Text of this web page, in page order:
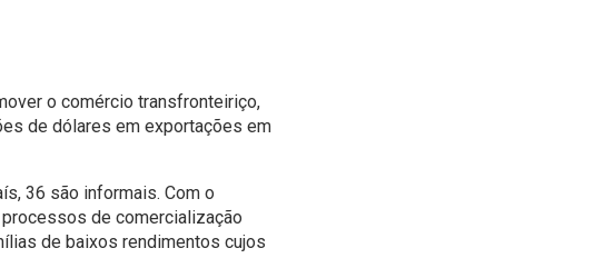
o comércio transfronteiriço,
de dólares em exportações em
36 são informais. Com o
de comercialização
de baixos rendimentos cujos